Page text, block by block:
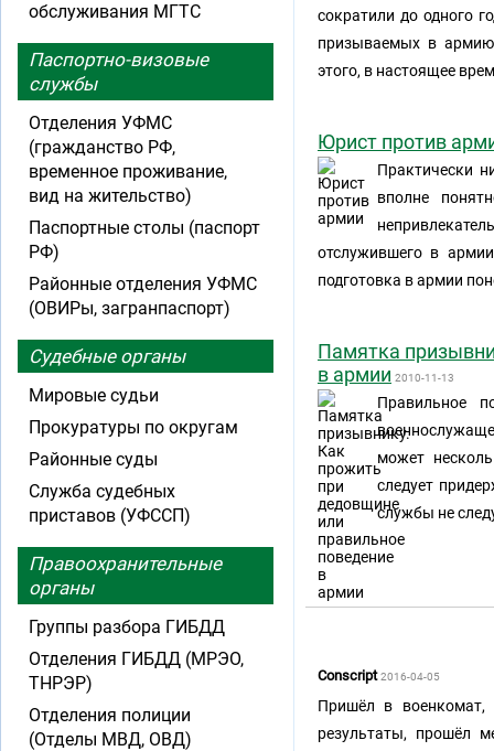
сократили до одного
призываемых в
этого, в настоящее
Юрист против
Практически
вполне
отслужившего в
подготовка в армии
Памятка
в армии 2010-11-13
Правильное
может
следует
службы не
Conscript2016-04-05
Пришёл в военкомат,
результаты, прошёл
обслуживания МГТС
Паспортно-визовые
службы
Отделения УФМС
(гражданство РФ,
временное проживание,
вид на жительство)
Паспортные столы (паспорт
РФ)
Районные отделения УФМС
(ОВИРы, загранпаспорт)
Судебные органы
Мировые судьи
Прокуратуры по округам
Районные суды
Служба судебных
приставов (УФССП)
Правоохранительные
органы
Группы разбора ГИБДД
Отделения ГИБДД (МРЭО,
ТНРЭР)
Отделения полиции
(Отделы МВД, ОВД)